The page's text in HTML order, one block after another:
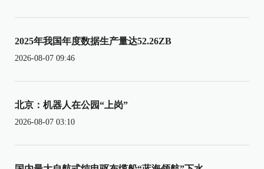
2025年我国年度数据生产量达52.26ZB
2026-08-07 09:46
北京：机器人在公园“上岗”
2026-08-07 03:10